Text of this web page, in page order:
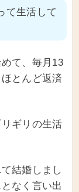
生活して
て、毎月13
とんど返済
ギリの生活
結婚しまし
なく言い出